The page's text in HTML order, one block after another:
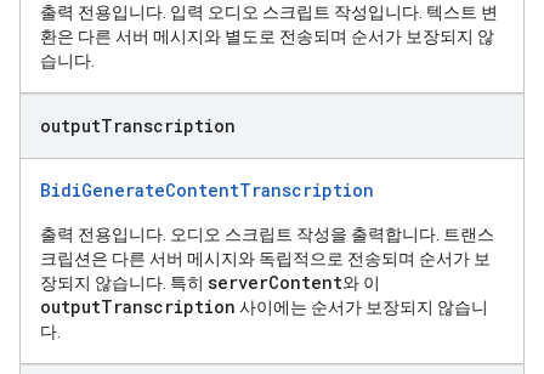
출력 전용입니다. 입력 오디오 스크립트 작성입니다. 텍스트 변
환은 다른 서버 메시지와 별도로 전송되며 순서가 보장되지 않
습니다.
outputTranscription
BidiGenerateContentTranscription
출력 전용입니다. 오디오 스크립트 작성을 출력합니다. 트랜스
크립션은 다른 서버 메시지와 독립적으로 전송되며 순서가 보
장되지 않습니다. 특히 serverContent와 이
outputTranscription 사이에는 순서가 보장되지 않습니
다.